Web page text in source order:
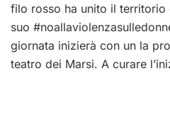
filo rosso ha unito il
suo
giornata inizierà con un la
teatro dei Marsi. A curare